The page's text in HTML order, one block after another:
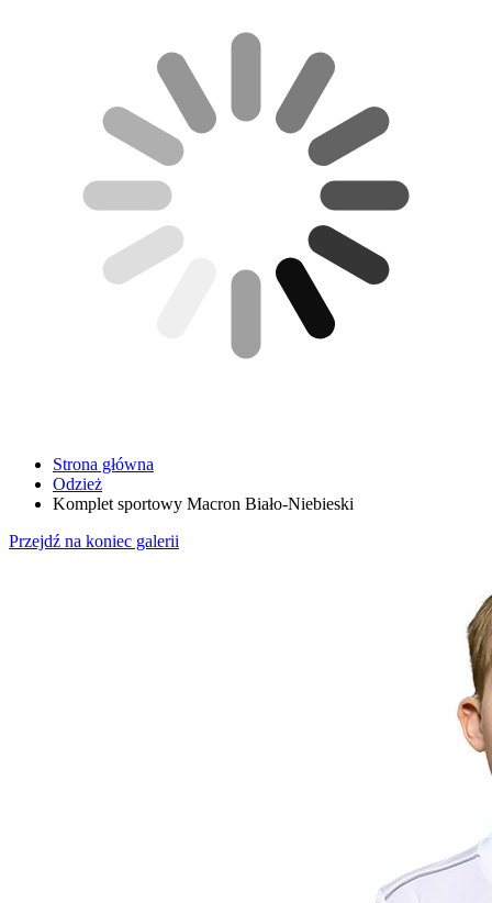
Strona główna
Odzież
Komplet sportowy Macron Biało-Niebieski
Przejdź na koniec galerii